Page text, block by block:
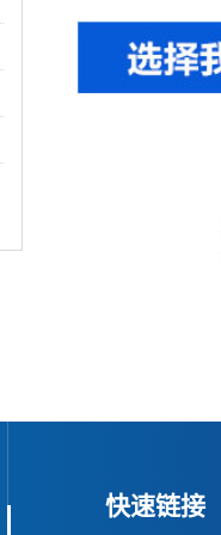
快速链接